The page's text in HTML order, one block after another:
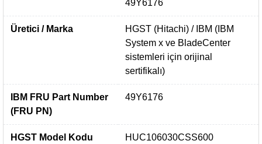
49Y6176
Üretici / Marka
HGST (Hitachi) / IBM (IBM
System x ve BladeCenter
sistemleri için orijinal
sertifikalı)
IBM FRU Part Number
(FRU PN)
49Y6176
HGST Model Kodu HUC106030CSS600